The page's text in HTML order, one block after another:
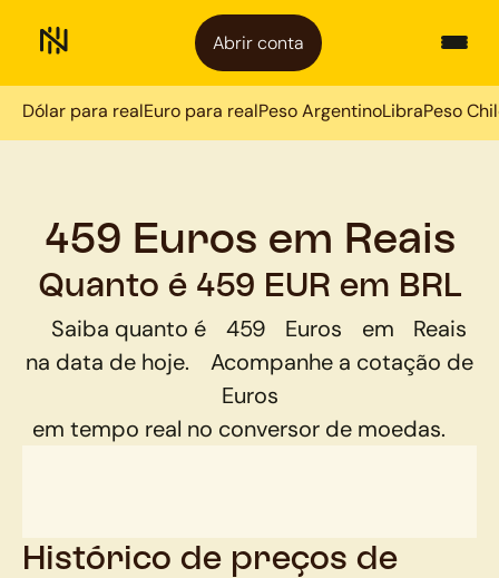
Abrir conta
Dólar para realEuro para realPeso ArgentinoLibraPeso
459 Euros em Reais
Quanto é 459 EUR em BRL
Saiba quanto é 459 Euros em
Reais
na data de hoje.
Acompanhe a cotação de
Euros
em tempo real no conversor de moedas.
Histórico de preços de